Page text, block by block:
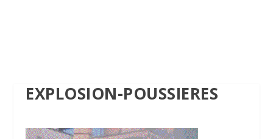
EXPLOSION-POUSSIERES